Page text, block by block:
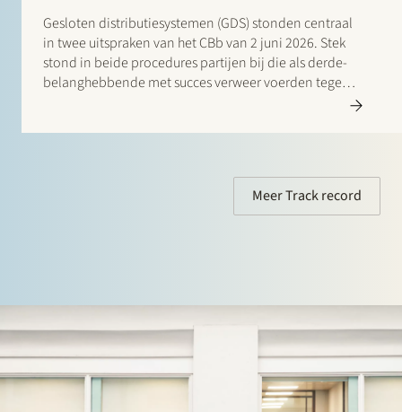
Gesloten distributiesystemen (GDS) stonden centraal
in twee uitspraken van het CBb van 2 juni 2026. Stek
stond in beide procedures partijen bij die als derde-
belanghebbende met succes verweer voerden tegen
de ingestelde beroepen. In de eerste zaak stond Stek
Meer Track record